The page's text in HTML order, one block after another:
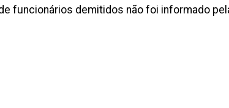
funcionários demitidos não foi informado